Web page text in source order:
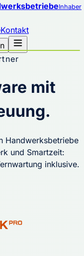
Inhaber
Kontakt
mit
Handwerksbetriebe
und Smartzeit:
inklusive.